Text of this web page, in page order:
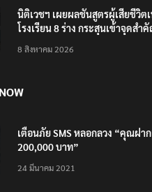
นิติเวชฯ เผยผลชันสูตรผู้เสียชีวิต
โรงเรียน 8 ร่าง กระสุนเข้าจุดสำ
8 สิงหาคม 2026
เตือนภัย SMS หลอกลวง “คุณฝาก
200,000 บาท”
24 มีนาคม 2021